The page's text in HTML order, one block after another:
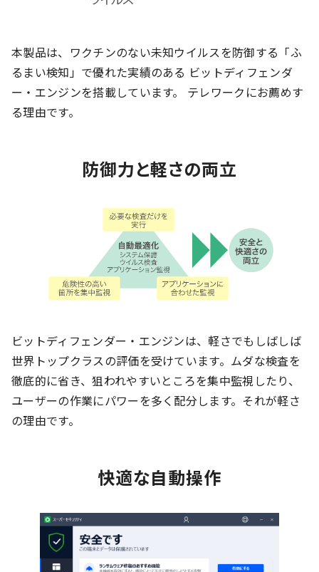
本製品は、ワクチンのない未知ウイルスを防御する「ふ
るまい検知」で優れた実績のある ビットディフェンダ
ー・エンジンを搭載しています。 テレワークにお薦めす
る理由です。
防御力と軽さの両立
ビットディフェンダー・エンジンは、軽さでもしばしば
世界トップクラスの評価を受けています。ムダな検査を
徹底的に省き、狙われやすいところを集中監視したり、
ユーザーの作業にパワーを多く配分します。それが軽さ
の理由です。
快適な自動操作